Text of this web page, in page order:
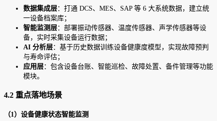
数据集成层：打通 DCS、MES、SAP 等 6 大系统数据，建立统
一设备档案库；
智能监测层：部署振动传感器、温度传感器、声学传感器等设
备，实时采集设备运行数据；
AI 分析层：基于历史数据训练设备健康度模型，实现故障预判
与寿命评估；
应用层：包含设备台账、智能巡检、故障处置、备件管理等功能
模块。
4.2 重点落地场景
（1）设备健康状态智能监测